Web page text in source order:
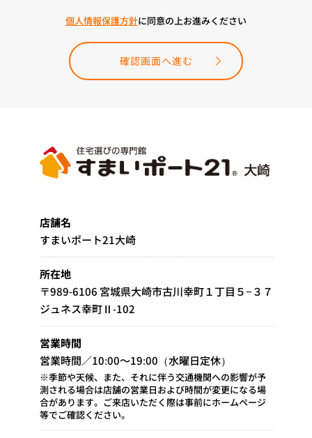
個人情報保護方針に同意の上お進みください
確認画面へ進む
店舗名
すまいポート21大崎
所在地
〒989-6106 宮城県大崎市古川幸町１丁目５−３７
ジュネス幸町Ⅱ-102
営業時間
営業時間／10:00～19:00（水曜日定休）
※季節や天候、また、それに伴う交通機関への影響が予
測される場合は店舗の営業日および時間が変更になる場
合があります。ご来店いただく際は事前にホームページ
等でご確認ください。